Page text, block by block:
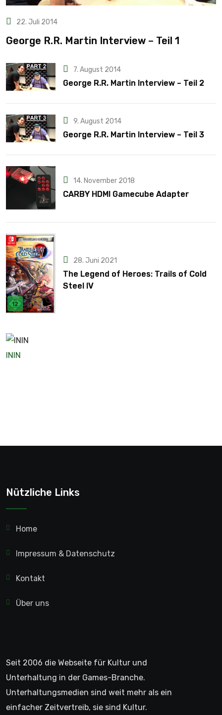
22. Juli 2014
George R.R. Martin Interview – Teil 1
7. August 2014
George R.R. Martin Interview – Teil 2
9. August 2014
George R.R. Martin Interview – Teil 3
14. November 2018
CARBY HDMI Gamecube Adapter
28. Juni 2021
The Legend of Heroes: Trails of Cold
Steel IV
ININ
Nützliche Links
Home
Impressum & Datenschutz
Kontakt
Über uns
Seit 2006 die Webseite für Kultur und
Unterhaltung in der Games-Branche.
Unterhaltungsmedien sind weit mehr als ein
einfacher Zeitvertreib, sie sind Kultur.